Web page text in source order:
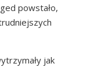
powstało,
jak